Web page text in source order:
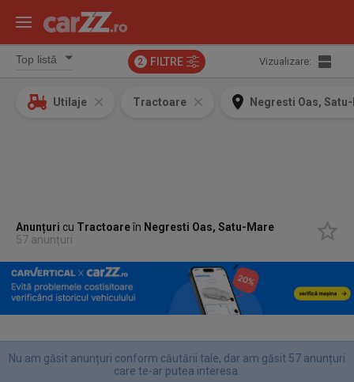
2 FILTRE Vizualizare:
Utilaje Tractoare Negresti Oas,
Anunțuri cu Tractoareîn Negresti Oas, Satu-Mare
57 anunțuri
Nu am găsit anunțuri conform căutării tale, dar am găsit 57 anunțuri
care te-ar putea interesa.